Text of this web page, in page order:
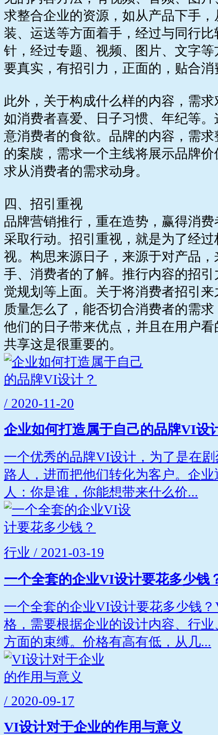
求整合企业的资源，如从产品下手
装、运送等方面着手，经过与同行
针，经过专题、视频、图片、文字
要真实，有招引力，正面的，贴合
此外，关于构成什么样的内容，需
如消费者喜爱、日子习惯、年纪等
意消费者的食欲。品牌的内容，需
的案牍，需求一个主线将展示品牌
求从消费者的需求动身。
四、招引重视
品牌营销推行，重在造势，赢得消
采取行动。招引重视，就是为了经
视。构思来源日子，来源于对产品
手、消费者的了解。推行内容的招
觉规划等上面。关于将消费者招引
质量怎么了，能否切合消费者的需
他们的日子带来优点，并且在用户
共享这是很重要的。
/ 2020-11-20
企业如何打造属于自己的品牌VI设
一个优秀的品牌VI设计，为了是在
路人，进而把他们转化为客户。企
人：你是谁，你能想带来什么价...
行业 / 2021-03-19
一个全套的企业VI设计要花多少钱
一个全套的企业VI设计要花多少钱
格，需要根据企业的设计内容、行
方面的束缚。价格有高有低，从几...
/ 2020-09-17
VI设计对于企业的作用与意义